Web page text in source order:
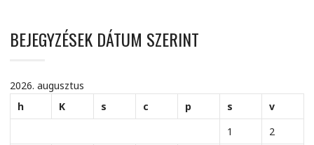
BEJEGYZÉSEK DÁTUM SZERINT
2026. augusztus
h
K s c p s
v
1
2